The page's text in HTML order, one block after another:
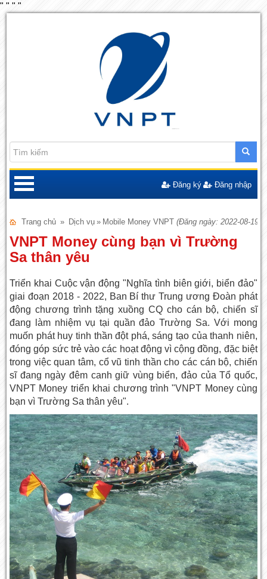
" " " "
Đăng ký Đăng nhập
Trang chủ » Dịch vụ » Mobile Money VNPT (Đăng ngày: 2022-08-19)
VNPT Money cùng bạn vì Trường
Sa thân yêu
Triển khai Cuộc vận động "Nghĩa tình biên giới, biển đảo"
giai đoạn 2018 - 2022, Ban Bí thư Trung ương Đoàn phát
động chương trình tặng xuồng CQ cho cán bộ, chiến sĩ
đang làm nhiệm vụ tại quần đảo Trường Sa. Với mong
muốn phát huy tinh thần đột phá, sáng tạo của thanh niên,
đóng góp sức trẻ vào các hoạt động vì cộng đồng, đặc biệt
trong việc quan tâm, cổ vũ tinh thần cho các cán bộ, chiến
sĩ đang ngày đêm canh giữ vùng biển, đảo của Tổ quốc,
VNPT Money triển khai chương trình "VNPT Money cùng
bạn vì Trường Sa thân yêu".